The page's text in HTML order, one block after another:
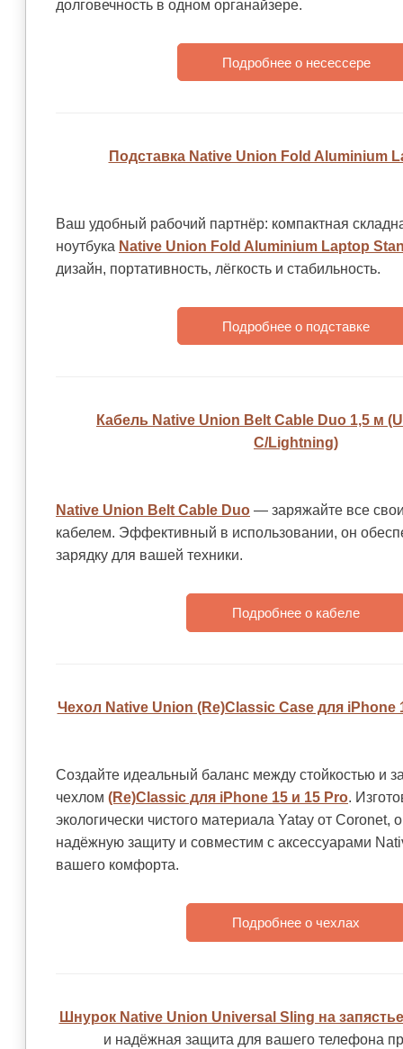
долговечность в одном органайзере.
Подробнее о несессере
Подставка Native Union Fold Aluminium
Ваш удобный рабочий партнёр: компактная
ноутбука Native Union Fold Aluminium Laptop
дизайн, портативность, лёгкость и стабильность.
Подробнее о подставке
Кабель Native Union Belt Cable Duo 1,5 м
C/Lightning)
Native Union Belt Cable Duo — заряжайте все
кабелем. Эффективный в использовании, он
зарядку для вашей техники.
Подробнее о кабеле
Чехол Native Union (Re)Classic Case для iPhone
Создайте идеальный баланс между стойкостью и
чехлом (Re)Classic для iPhone 15 и 15 Pro.
экологически чистого материала Yatay от Coronet,
надёжную защиту и совместим с аксессуарами
вашего комфорта.
Подробнее о чехлах
Шнурок Native Union Universal Sling на запястье
и надёжная защита для вашего телефона